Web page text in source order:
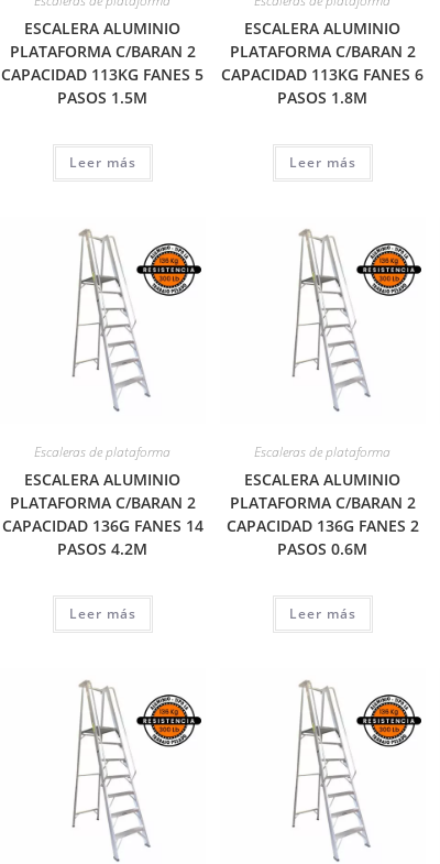
ESCALERA ALUMINIO
PLATAFORMA C/BARAN 2
CAPACIDAD 113KG FANES 5
PASOS 1.5M
Leer más
ESCALERA ALUMINIO
PLATAFORMA C/BARAN 2
CAPACIDAD 113KG FANES 6
PASOS 1.8M
Leer más
Escaleras de plataforma
ESCALERA ALUMINIO
PLATAFORMA C/BARAN 2
CAPACIDAD 136G FANES 14
PASOS 4.2M
Leer más
Escaleras de plataforma
ESCALERA ALUMINIO
PLATAFORMA C/BARAN 2
CAPACIDAD 136G FANES 2
PASOS 0.6M
Leer más